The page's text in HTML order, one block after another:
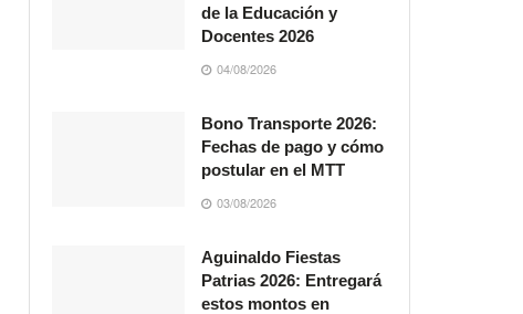
de la Educación y
Docentes 2026
04/08/2026
Bono Transporte 2026:
Fechas de pago y cómo
postular en el MTT
03/08/2026
Aguinaldo Fiestas
Patrias 2026: Entregará
estos montos en